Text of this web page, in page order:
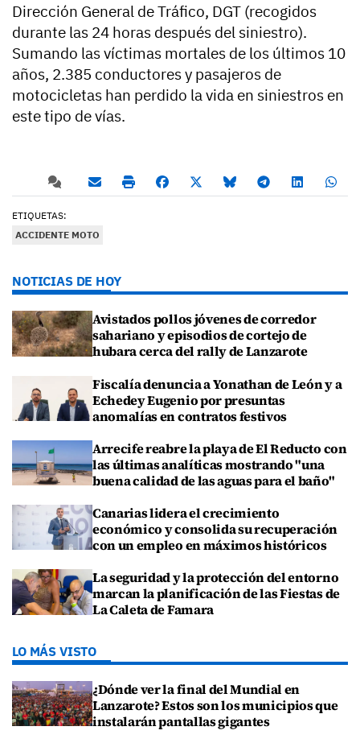
Dirección General de Tráfico, DGT (recogidos
durante las 24 horas después del siniestro).
Sumando las víctimas mortales de los últimos 10
años, 2.385 conductores y pasajeros de
motocicletas han perdido la vida en siniestros en
este tipo de vías.
ETIQUETAS:
ACCIDENTE MOTO
NOTICIAS DE HOY
Avistados pollos jóvenes de corredor
sahariano y episodios de cortejo de
hubara cerca del rally de Lanzarote
Fiscalía denuncia a Yonathan de León y a
Echedey Eugenio por presuntas
anomalías en contratos festivos
Arrecife reabre la playa de El Reducto con
las últimas analíticas mostrando "una
buena calidad de las aguas para el baño"
Canarias lidera el crecimiento
económico y consolida su recuperación
con un empleo en máximos históricos
La seguridad y la protección del entorno
marcan la planificación de las Fiestas de
La Caleta de Famara
LO MÁS VISTO
¿Dónde ver la final del Mundial en
Lanzarote? Estos son los municipios que
instalarán pantallas gigantes